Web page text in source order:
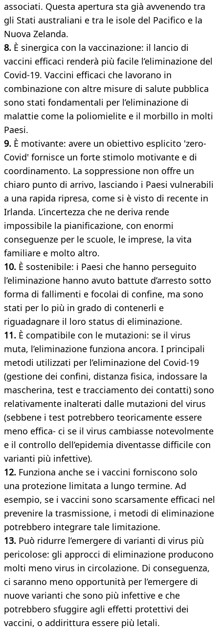
associati. Questa apertura sta già avvenendo tra
gli Stati australiani e tra le isole del Pacifico e la
Nuova Zelanda.
8. È sinergica con la vaccinazione: il lancio di
vaccini efficaci renderà più facile l’eliminazione del
Covid-19. Vaccini efficaci che lavorano in
combinazione con altre misure di salute pubblica
sono stati fondamentali per l’eliminazione di
malattie come la poliomielite e il morbillo in molti
Paesi.
9. È motivante: avere un obiettivo esplicito 'zero-
Covid' fornisce un forte stimolo motivante e di
coordinamento. La soppressione non offre un
chiaro punto di arrivo, lasciando i Paesi vulnerabili
a una rapida ripresa, come si è visto di recente in
Irlanda. L’incertezza che ne deriva rende
impossibile la pianificazione, con enormi
conseguenze per le scuole, le imprese, la vita
familiare e molto altro.
10. È sostenibile: i Paesi che hanno perseguito
l’eliminazione hanno avuto battute d’arresto sotto
forma di fallimenti e focolai di confine, ma sono
stati per lo più in grado di contenerli e
riguadagnare il loro status di eliminazione.
11. È compatibile con le mutazioni: se il virus
muta, l’eliminazione funziona ancora. I principali
metodi utilizzati per l’eliminazione del Covid-19
(gestione dei confini, distanza fisica, indossare la
mascherina, test e tracciamento dei contatti) sono
relativamente inalterati dalle mutazioni del virus
(sebbene i test potrebbero teoricamente essere
meno effica- ci se il virus cambiasse notevolmente
e il controllo dell’epidemia diventasse difficile con
varianti più infettive).
12. Funziona anche se i vaccini forniscono solo
una protezione limitata a lungo termine. Ad
esempio, se i vaccini sono scarsamente efficaci nel
prevenire la trasmissione, i metodi di eliminazione
potrebbero integrare tale limitazione.
13. Può ridurre l’emergere di varianti di virus più
pericolose: gli approcci di eliminazione producono
molti meno virus in circolazione. Di conseguenza,
ci saranno meno opportunità per l’emergere di
nuove varianti che sono più infettive e che
potrebbero sfuggire agli effetti protettivi dei
vaccini, o addirittura essere più letali.